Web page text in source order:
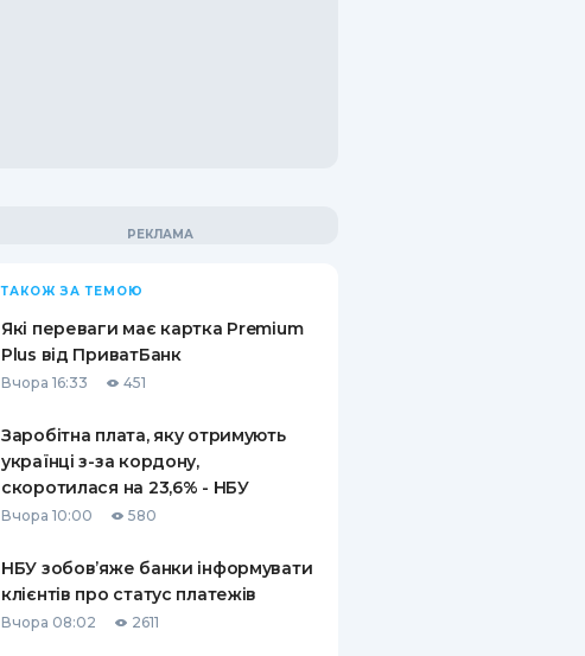
ТАКОЖ ЗА ТЕМОЮ
Які переваги має картка Premium
Plus від ПриватБанк
Вчора 16:33 451
Заробітна плата, яку отримують
українці з-за кордону,
скоротилася на 23,6% - НБУ
Вчора 10:00 580
НБУ зобов’яже банки інформувати
клієнтів про статус платежів
Вчора 08:02 2611